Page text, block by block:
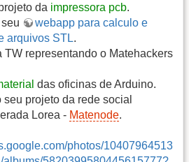
da impressora pcb.
webapp para calculo e
arquivos STL.
TW representando o Matehackers
das oficinas de Arduino.
seu projeto da rede social
Lorea - Matenode.
photos/10407964513